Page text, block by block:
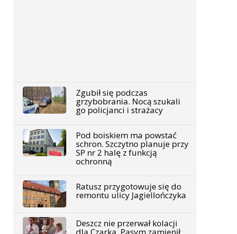
Zgubił się podczas
grzybobrania. Nocą szukali
go policjanci i strażacy
Pod boiskiem ma powstać
schron. Szczytno planuje przy
SP nr 2 halę z funkcją
ochronną
Ratusz przygotowuje się do
remontu ulicy Jagiellończyka
Deszcz nie przerwał kolacji